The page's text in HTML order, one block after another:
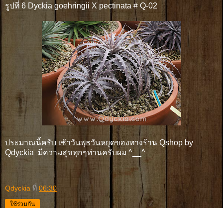
รูปที่ 6 Dyckia goehringii X pectinata # Q-02
ประมาณนี้ครับ เช้าวันพุธวันหยุดของทางร้าน Qshop by
Qdyckia มีความสุขทุกๆท่านครับผม ^__^
Qdyckia ที่ 06:30
ใช้ร่วมกัน